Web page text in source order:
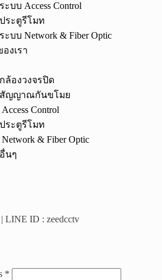
บบ Access Control
ระตูรีโมท
บบ Network & Fiber Optic
งเรา
ล้องวงจรปิด
สัญญาณกันขโมย
Control
ระตูรีโมท
& Fiber Optic
นๆ
LINE ID : zeedcctv
*